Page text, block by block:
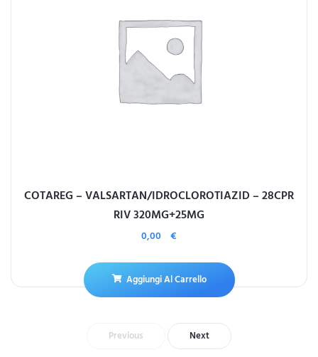
COTAREG – VALSARTAN/IDROCLOROTIAZID – 28CPR
RIV 320MG+25MG
0,00 €
Aggiungi Al Carrello
Previous Next